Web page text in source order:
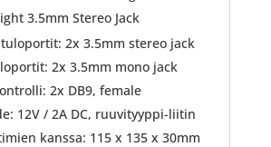
3.5mm Stereo Jack
2x 3.5mm stereo jack
2x 3.5mm mono jack
2x DB9, female
12V / 2A DC, ruuvityyppi-liitin
kanssa: 115 x 135 x 30mm